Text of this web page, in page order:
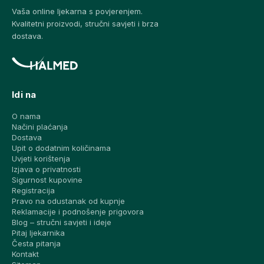
Vaša online ljekarna s povjerenjem.
Kvalitetni proizvodi, stručni savjeti i brza
dostava.
Idi na
O nama
Načini plaćanja
Dostava
Upit o dodatnim količinama
Uvjeti korištenja
Izjava o privatnosti
Sigurnost kupovine
Registracija
Pravo na odustanak od kupnje
Reklamacije i podnošenje prigovora
Blog – stručni savjeti i ideje
Pitaj ljekarnika
Česta pitanja
Kontakt